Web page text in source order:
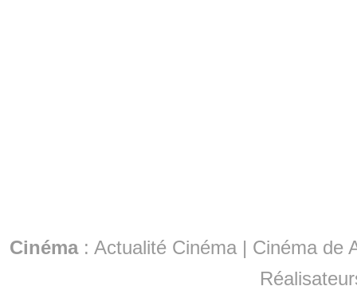
Cinéma: Actualité Cinéma | Cinéma de